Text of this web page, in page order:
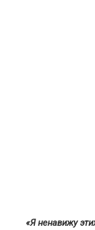
«Я ненавижу